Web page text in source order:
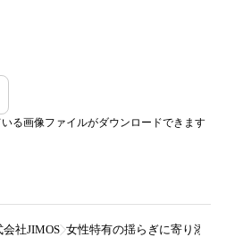
る画像ファイルがダウンロードできます
会社JIMOS 女性特有の揺らぎに寄り添い